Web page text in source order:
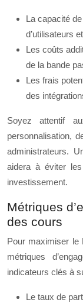
La capacité
d’utilisateurs
Les coûts
de la bande
Les frais
des
Soyez attentif
personnalisation,
administrateurs.
aidera à éviter
investissement.
Métriques
des cours
Pour maximiser le
métriques
indicateurs clés à
Le taux de